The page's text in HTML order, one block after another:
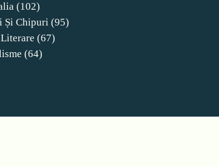
(102)
Și Chipuri (95)
(67)
(64)